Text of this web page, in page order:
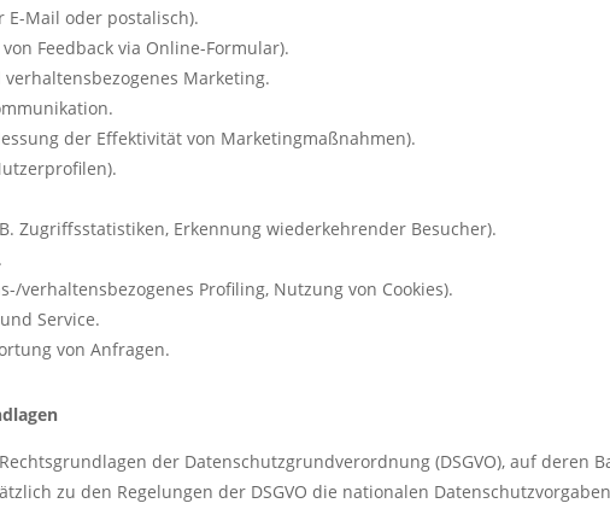
E-Mail oder postalisch).
Feedback via Online-Formular).
Marketing.
der Effektivität von Marketingmaßnahmen).
Zugriffsstatistiken, Erkennung wiederkehrender Besucher).
verhaltensbezogenes Profiling, Nutzung von Cookies).
Service.
von Anfragen.
der Datenschutzgrundverordnung (DSGVO), auf deren
zu den Regelungen der DSGVO die nationalen